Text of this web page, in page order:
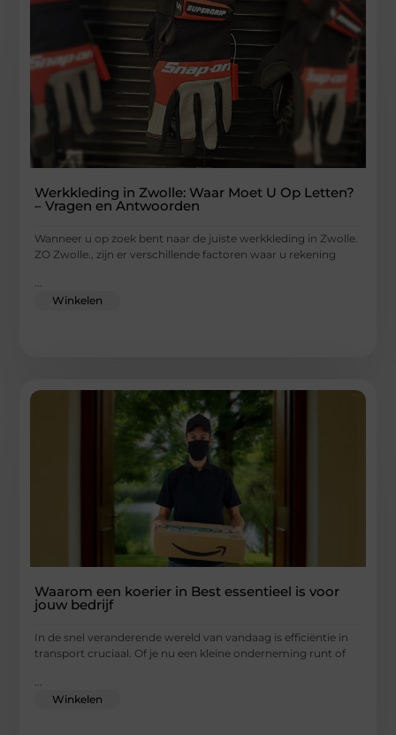
Werkkleding in Zwolle: Waar Moet U Op Letten?
– Vragen en Antwoorden
Wanneer u op zoek bent naar de juiste werkkleding in Zwolle.
ZO Zwolle., zijn er verschillende factoren waar u rekening
...
Winkelen
Waarom een koerier in Best essentieel is voor
jouw bedrijf
In de snel veranderende wereld van vandaag is efficiëntie in
transport cruciaal. Of je nu een kleine onderneming runt of
...
Winkelen